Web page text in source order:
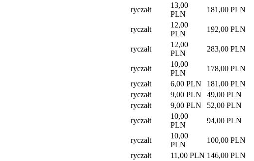
ryczałt
13,00
PLN
181,00 PLN
ryczałt
12,00
PLN
192,00 PLN
ryczałt
12,00
PLN
283,00 PLN
ryczałt
10,00
PLN
178,00 PLN
ryczałt 6,00 PLN
181,00 PLN
ryczałt 9,00 PLN
49,00 PLN
ryczałt 9,00 PLN
52,00 PLN
ryczałt
10,00
PLN
94,00 PLN
ryczałt
10,00
PLN
100,00 PLN
ryczałt 11,00 PLN 146,00 PLN